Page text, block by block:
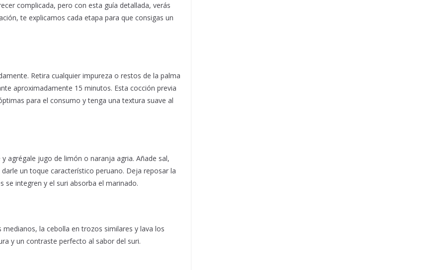
complicada, pero con esta guía detallada, verás
te explicamos cada etapa para que consigas un
Retira cualquier impureza o restos de la palma
aproximadamente 15 minutos. Esta cocción previa
para el consumo y tenga una textura suave al
agrégale jugo de limón o naranja agria. Añade sal,
un toque característico peruano. Deja reposar la
se integren y el suri absorba el marinado.
la cebolla en trozos similares y lava los
y un contraste perfecto al sabor del suri.